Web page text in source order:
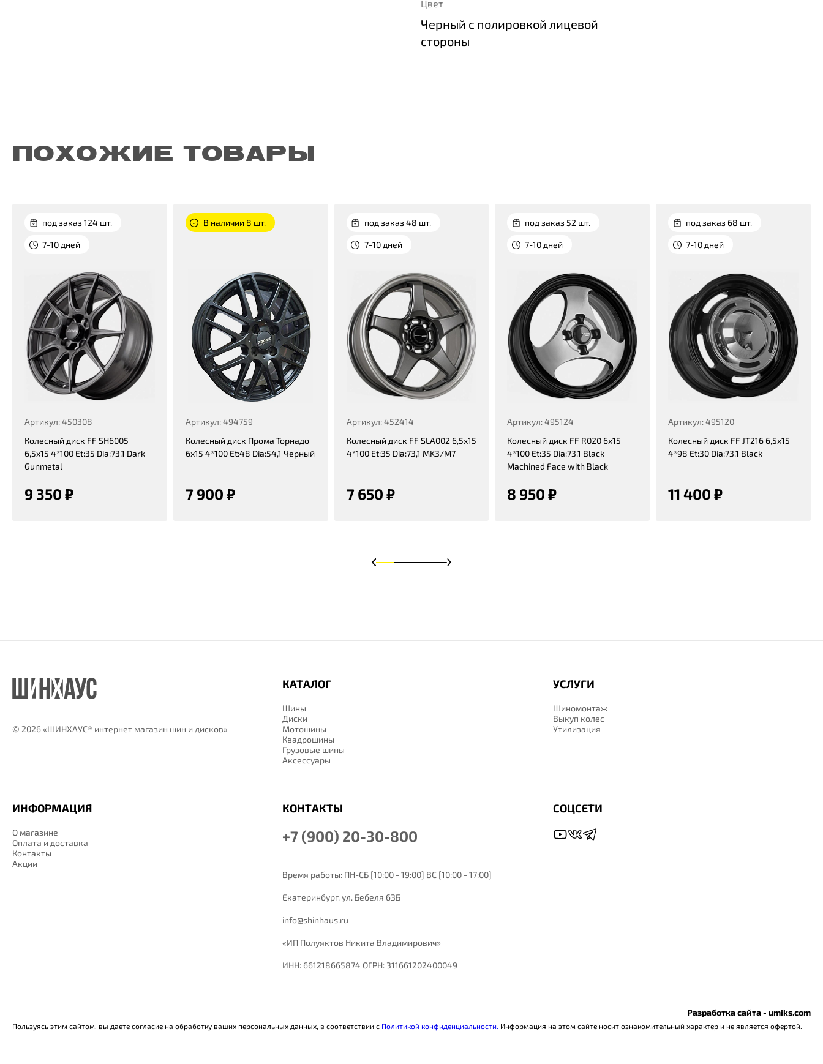
Цвет
Черный с полировкой лицевой
стороны
ПОХОЖИЕ ТОВАРЫ
под заказ 124 шт.
7-10 дней
Артикул: 450308
Колесный диск FF SH6005
6,5x15 4*100 Et:35 Dia:73,1 Dark
Gunmetal
9 350 ₽
В наличии 8 шт.
Артикул: 494759
Колесный диск Прома Торнадо
6x15 4*100 Et:48 Dia:54,1 Черный
7 900 ₽
под заказ 48 шт.
7-10 дней
Артикул: 452414
Колесный диск FF SLA002 6,5x15
4*100 Et:35 Dia:73,1 MK3/M7
7 650 ₽
под заказ 52 шт.
7-10 дней
Артикул: 495124
Колесный диск FF R020 6x15
4*100 Et:35 Dia:73,1 Black
Machined Face with Black
8 950 ₽
под заказ 68 шт.
7-10 дней
Артикул: 495120
Колесный диск FF JT216 6,5x15
4*98 Et:30 Dia:73,1 Black
11 400 ₽
© 2026 «ШИНХАУС® интернет магазин шин и дисков»
КАТАЛОГ
Шины
Диски
Мотошины
Квадрошины
Грузовые шины
Аксессуары
ИНФОРМАЦИЯ
О магазине
Оплата и доставка
Контакты
Акции
УСЛУГИ
Шиномонтаж
Выкуп колес
Утилизация
КОНТАКТЫ
+7 (900) 20-30-800
Время работы: ПН-СБ [10:00 - 19:00] ВС [10:00 - 17:00]
Екатеринбург,ул. Бебеля 63Б
info@shinhaus.ru
«ИП Полуяктов Никита Владимирович»
ИНН: 661218665874 ОГРН: 311661202400049
СОЦСЕТИ
Разработка сайта - umiks.com
Пользуясь этим сайтом, вы даете согласие на обработку ваших персональных данных, в соответствии с Политикой конфиденциальности. Информация на этом сайте носит ознакомительный характер и не является офертой.